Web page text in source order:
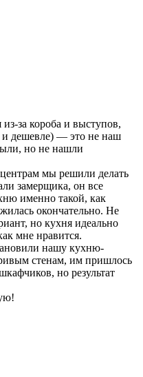
за короба и выступов,
и дешевле) — это не наш
но не нашли
мы решили делать
замерщика, он все
именно такой, как
окончательно. Не
но кухня идеально
мне нравится.
нашу кухню-
стенам, им пришлось
но результат